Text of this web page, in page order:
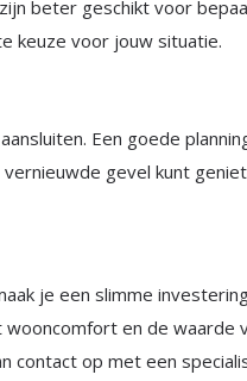
beter geschikt voor
keuze voor jouw situatie.
Een goede
gevel kunt
je een slimme investering
en de waarde
contact op met een